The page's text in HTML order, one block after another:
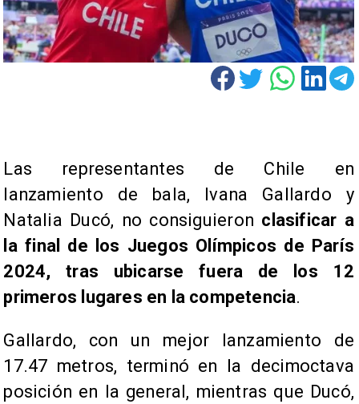
Las representantes de Chile en
lanzamiento de bala, Ivana Gallardo y
Natalia Ducó, no consiguieron clasificar a
la final de los Juegos Olímpicos de París
2024, tras ubicarse fuera de los 12
primeros lugares en la competencia.
Gallardo, con un mejor lanzamiento de
17.47 metros, terminó en la decimoctava
posición en la general, mientras que Ducó,